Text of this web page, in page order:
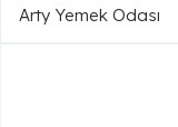
Arty Yemek Odası